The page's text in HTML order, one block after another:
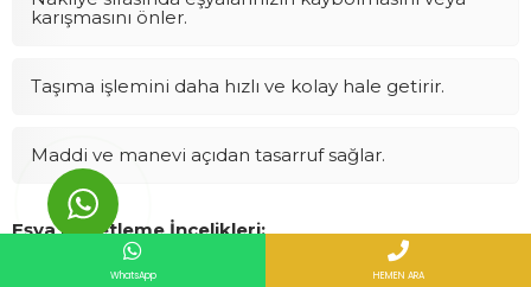
karışmasını önler.
Taşıma işlemini daha hızlı ve kolay hale getirir.
Maddi ve manevi açıdan tasarruf sağlar.
Eşya Paketleme İncelikleri:
WhatsApp HEMEN ARA